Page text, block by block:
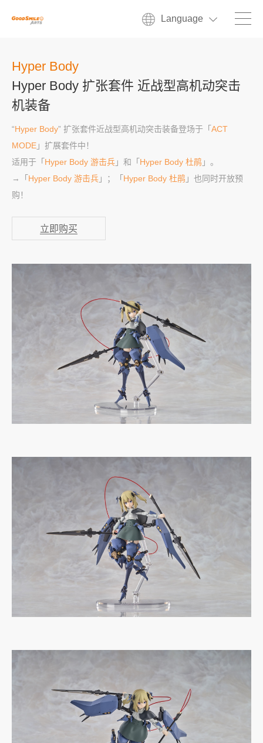
Language
Hyper Body
Hyper Body 扩张套件 近战型高机动突击
机装备
“Hyper Body” 扩张套件近战型高机动突击装备登场于「 ACT
MODE 」扩展套件中！
适用于「 Hyper Body 游击兵 」和「 Hyper Body 杜鹃 」。
→「 Hyper Body 游击兵 」；「 Hyper Body 杜鹃 」也同时开放预
购！
立即购买